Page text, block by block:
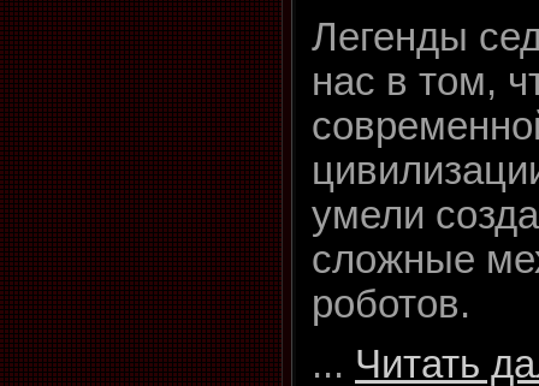
Легенды
нас в том,
умели
сложные
роботов.
... Читать